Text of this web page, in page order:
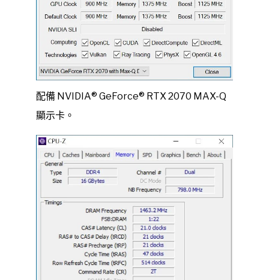
配備 NVIDIA® GeForce® RTX 2070 MAX-Q
顯示卡。